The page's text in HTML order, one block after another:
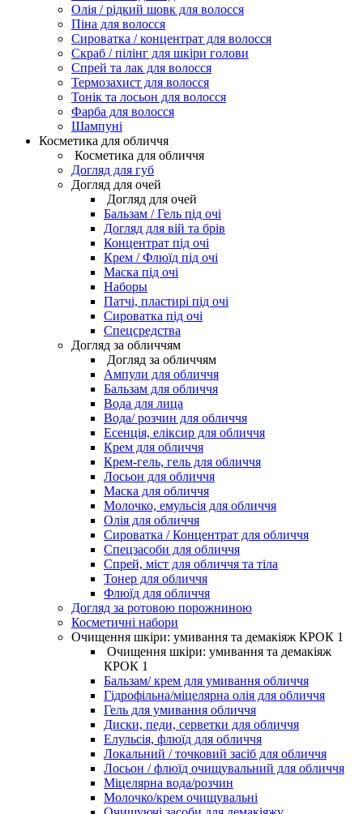
Олія / рідкий шовк для волосся
Піна для волосся
Сироватка / концентрат для волосся
Скраб / пілінг для шкіри голови
Спрей та лак для волосся
Термозахист для волосся
Тонік та лосьон для волосся
Фарба для волосся
Шампуні
Косметика для обличчя
Косметика для обличчя
Догляд для губ
Догляд для очей
Догляд для очей
Бальзам / Гель під очі
Догляд для вій та брів
Концентрат під очі
Крем / Флюїд під очі
Маска під очі
Наборы
Патчі, пластирі під очі
Сироватка під очі
Спецсредства
Догляд за обличчям
Догляд за обличчям
Ампули для обличчя
Бальзам для обличчя
Вода для лица
Вода/ розчин для обличчя
Есенція, еліксир для обличчя
Крем для обличчя
Крем-гель, гель для обличчя
Лосьон для обличчя
Маска для обличчя
Молочко, емульсія для обличчя
Олія для обличчя
Сироватка / Концентрат для обличчя
Спецзасоби для обличчя
Спрей, міст для обличчя та тіла
Тонер для обличчя
Флюїд для обличчя
Догляд за ротовою порожниною
Косметичні набори
Очищення шкіри: умивання та демакіяж КРОК 1
Очищення шкіри: умивання та демакіяж
КРОК 1
Бальзам/ крем для умивання обличчя
Гідрофільна/міцелярна олія для обличчя
Гель для умивання обличчя
Диски, педи, серветки для обличчя
Елульсія, флюїд для обличчя
Локальний / точковий засіб для обличчя
Лосьон / флюїд очищувальний для обличчя
Міцелярна вода/розчин
Молочко/крем очищувальні